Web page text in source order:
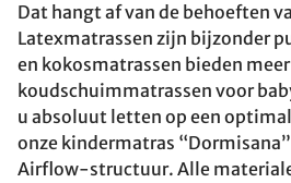
Dat hangt af van de behoeften
Latexmatrassen zijn bijzonder
en kokosmatrassen bieden
koudschuimmatrassen voor
u absoluut letten op een
onze kindermatras
Airflow-structuur. Alle